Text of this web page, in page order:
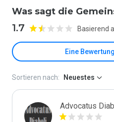
Was sagt die
1.7 Basierend
Eine
Sortieren nach: Neuestes
Advocatus